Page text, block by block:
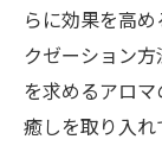
らに効果を高
クゼーション
を求めるアロ
癒しを取り入れ